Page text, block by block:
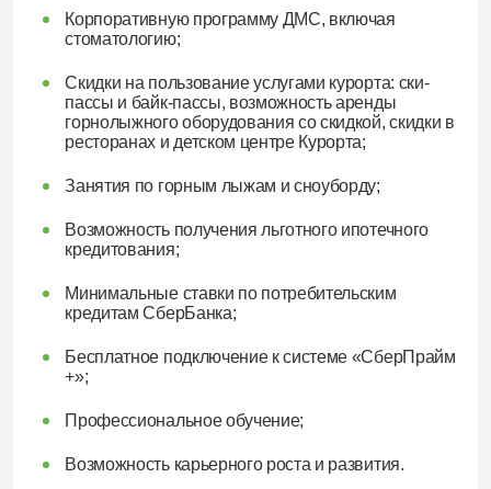
Корпоративную программу ДМС, включая
стоматологию;
Скидки на пользование услугами курорта: ски-
пассы и байк-пассы, возможность аренды
горнолыжного оборудования со скидкой, скидки в
ресторанах и детском центре Курорта;
Занятия по горным лыжам и сноуборду;
Возможность получения льготного ипотечного
кредитования;
Минимальные ставки по потребительским
кредитам СберБанка;
Бесплатное подключение к системе «СберПрайм
+»;
Профессиональное обучение;
Возможность карьерного роста и развития.